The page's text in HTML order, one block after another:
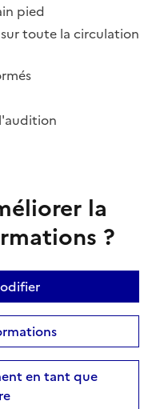
pied
toute la circulation
la
?
en tant que